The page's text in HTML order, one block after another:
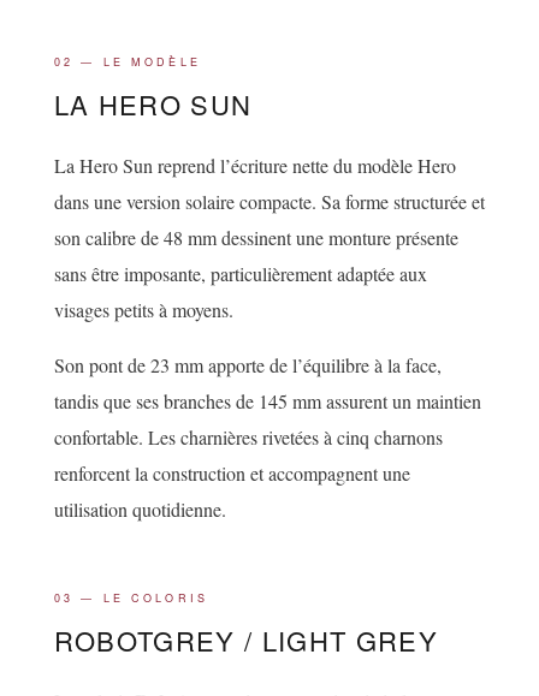
02 — LE MODÈLE
LA HERO SUN
La Hero Sun reprend l’écriture nette du modèle Hero
dans une version solaire compacte. Sa forme structurée et
son calibre de 48 mm dessinent une monture présente
sans être imposante, particulièrement adaptée aux
visages petits à moyens.
Son pont de 23 mm apporte de l’équilibre à la face,
tandis que ses branches de 145 mm assurent un maintien
confortable. Les charnières rivetées à cinq charnons
renforcent la construction et accompagnent une
utilisation quotidienne.
03 — LE COLORIS
ROBOTGREY / LIGHT GREY